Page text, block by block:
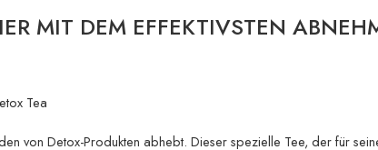
MIT DEM EFFEKTIVSTEN
Tea
von Detox-Produkten abhebt. Dieser spezielle Tee, der für